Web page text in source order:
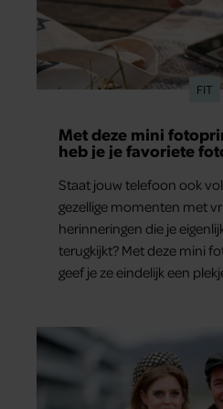
FIT
Met deze mini
heb je je favoriete
Staat jouw telefoon ook
gezellige momenten met
herinneringen die je
terugkijkt? Met deze mini
geef je ze eindelijk een